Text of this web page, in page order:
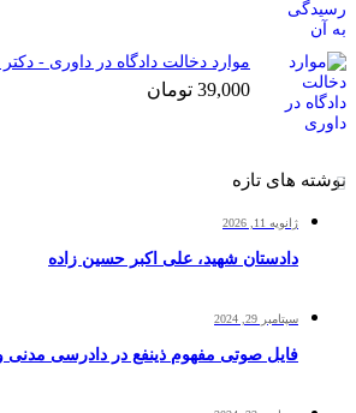
موارد دخالت دادگاه در داوری -
39,000 تومان
نوشته های تازه
ژانویه 11, 2026
دادستان شهید، علی اکبر حسین زاده
سپتامبر 29, 2024
فایل صوتی مفهوم ذینفع در دادرسی مدنی